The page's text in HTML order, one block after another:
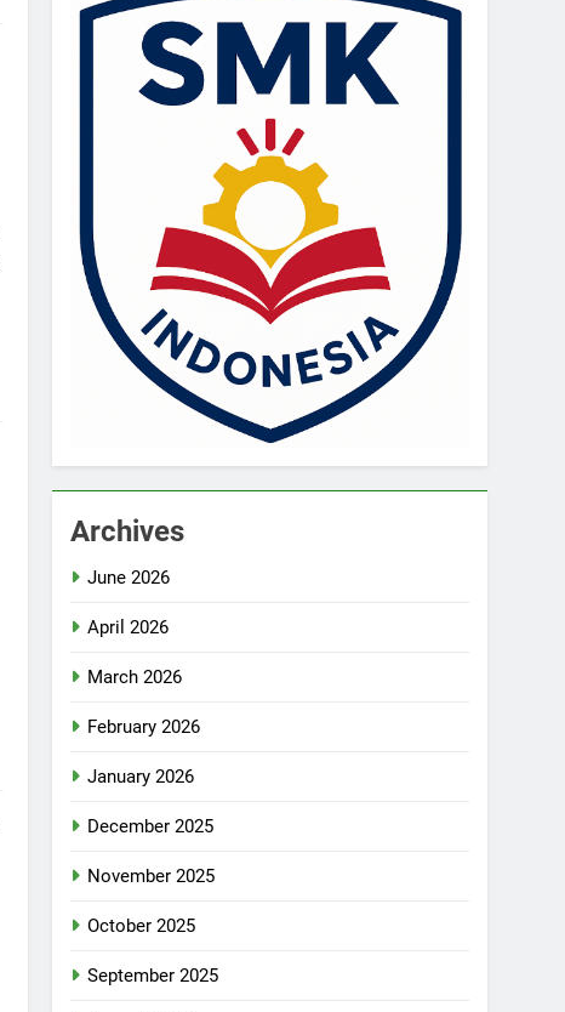
Archives
June 2026
April 2026
March 2026
February 2026
January 2026
December 2025
November 2025
October 2025
September 2025